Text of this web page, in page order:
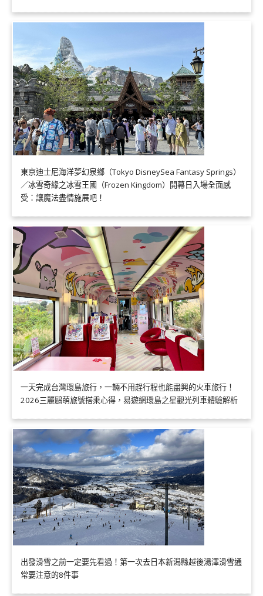
東京迪士尼海洋夢幻泉鄉（Tokyo DisneySea Fantasy Springs）
／冰雪奇緣之冰雪王國（Frozen Kingdom）開幕日入場全面感
受：讓魔法盡情施展吧！
一天完成台灣環島旅行，一輛不用趕行程也能盡興的火車旅行！
2026三麗鷗萌旅號搭乘心得，易遊網環島之星觀光列車體驗解析
出發滑雪之前一定要先看過！第一次去日本新潟縣越後湯澤滑雪通
常要注意的8件事